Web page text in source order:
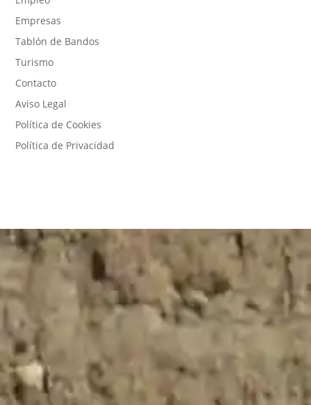
Empresas
Tablón de Bandos
Turismo
Contacto
Aviso Legal
Política de Cookies
Política de Privacidad